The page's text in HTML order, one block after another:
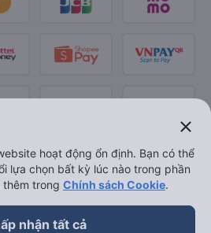
close
hoạt động ổn định. Bạn có thể
lựa chọn bất kỳ lúc nào trong phần
thêm trong Chính sách Cookie.
nhận tất cả